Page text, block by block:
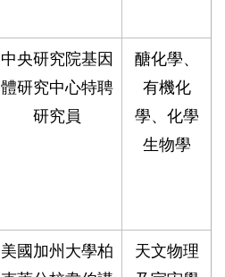
中央研究院基因
體研究中心特聘
研究員
醣化學、
有機化
學、化學
生物學
美國加州大學柏
天文物理